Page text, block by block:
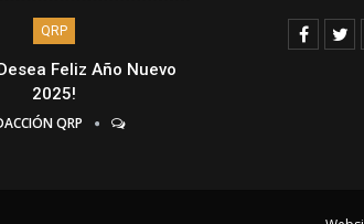
QRP
Feliz Año Nuevo
2025!
QRP